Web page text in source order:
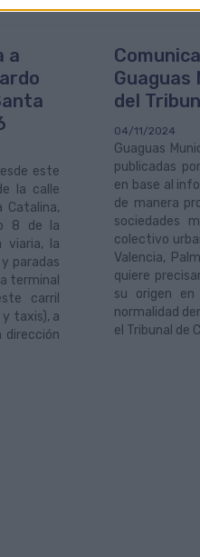
a
este
la calle
Catalina,
8 de la
viaria, la
paradas
terminal
carril
taxis), a
Guaguas
del
04/11/2024
Guaguas
publicadas
en base al
de manera
sociedades
colectivo
Valencia,
quiere
su origen
normalidad
el Tribunal de